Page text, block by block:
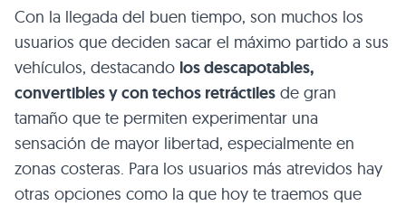
Con la llegada del buen tiempo, son muchos los
usuarios que deciden sacar el máximo partido a sus
vehículos, destacando los descapotables,
convertibles y con techos retráctiles de gran
tamaño que te permiten experimentar una
sensación de mayor libertad, especialmente en
zonas costeras. Para los usuarios más atrevidos hay
otras opciones como la que hoy te traemos que